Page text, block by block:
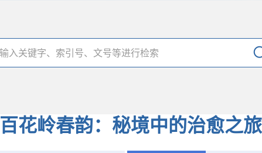
百花岭春韵：秘境中的治愈之旅